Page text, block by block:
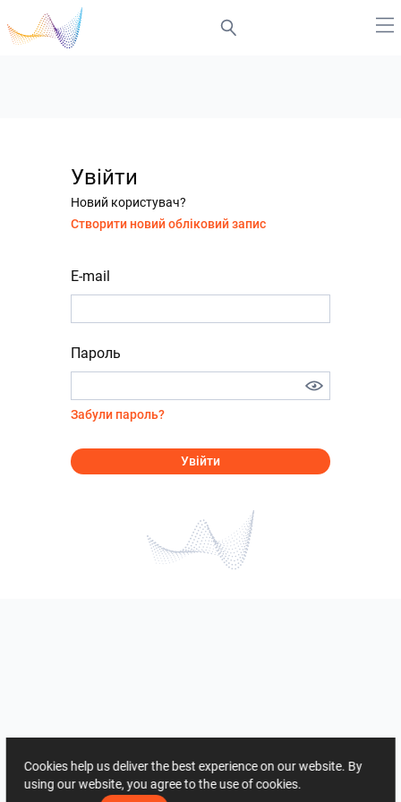
Увійти
Новий користувач?
Створити новий обліковий запис
E-mail
Пароль
Забули пароль?
Увійти
Cookies help us deliver the best experience on our website. By
using our website, you agree to the use of cookies.